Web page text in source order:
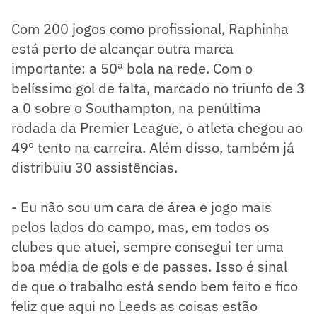
Com 200 jogos como profissional, Raphinha
está perto de alcançar outra marca
importante: a 50ª bola na rede. Com o
belíssimo gol de falta, marcado no triunfo de 3
a 0 sobre o Southampton, na penúltima
rodada da Premier League, o atleta chegou ao
49º tento na carreira. Além disso, também já
distribuiu 30 assistências.
- Eu não sou um cara de área e jogo mais
pelos lados do campo, mas, em todos os
clubes que atuei, sempre consegui ter uma
boa média de gols e de passes. Isso é sinal
de que o trabalho está sendo bem feito e fico
feliz que aqui no Leeds as coisas estão